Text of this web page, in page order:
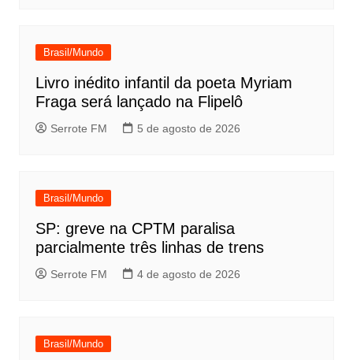
Brasil/Mundo
Livro inédito infantil da poeta Myriam
Fraga será lançado na Flipelô
Serrote FM 5 de agosto de 2026
Brasil/Mundo
SP: greve na CPTM paralisa
parcialmente três linhas de trens
Serrote FM 4 de agosto de 2026
Brasil/Mundo